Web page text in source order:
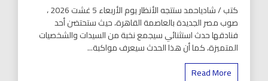
كتب / شادياحمد ستتجه الأنظار يوم الأربعاء 5 غشت 2026 ،
صوب مصر الجديدة بالعاصمة القاهرة، حيث ستحتضن أحد
فنادقها حدث استثنائي سيجمع نخبة من السيدات والشخصيات
المتميزة، كما أن هذا الحدث سيعرف مواكبة...
Read More